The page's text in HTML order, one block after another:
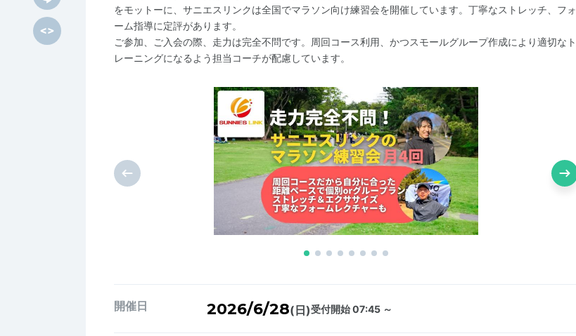
をモットーに、サニエスリンクは全国でマラソン向け練習会を開催しています。丁寧なストレッチ、フォ
ーム指導に定評があります。
ご参加、ご入会の際、走力は完全不問です。周回コース利用、かつスモールグループ作成により適切なト
レーニングになるよう担当コーチが配慮しています。
開催日 2026/6/28(日)受付開始 07:45 ～